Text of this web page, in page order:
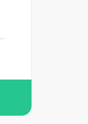
REVOX B77 ZITCARE AHA.BHA.PHA. ACTIVE FACE TONER, 250ml